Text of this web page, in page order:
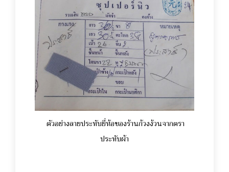
ตัวอย่างลายประทับยี่ห้อของร้านก้วงง้วนจากตรา
ประทับผ้า